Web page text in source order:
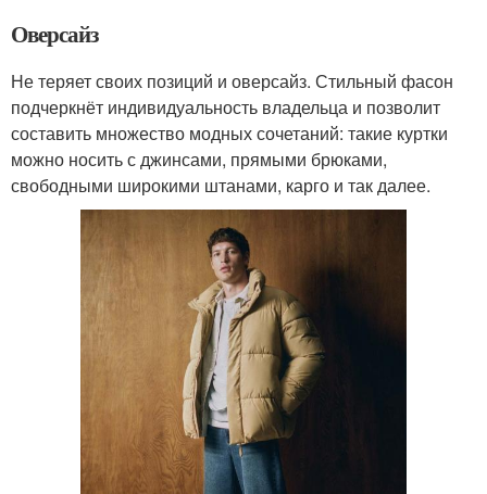
Оверсайз
Не теряет своих позиций и оверсайз. Стильный фасон
подчеркнёт индивидуальность владельца и позволит
составить множество модных сочетаний: такие куртки
можно носить с джинсами, прямыми брюками,
свободными широкими штанами, карго и так далее.